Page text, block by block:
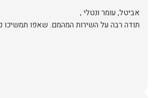
תודה רבה על השירות המהמם. שאפו תמשיכו